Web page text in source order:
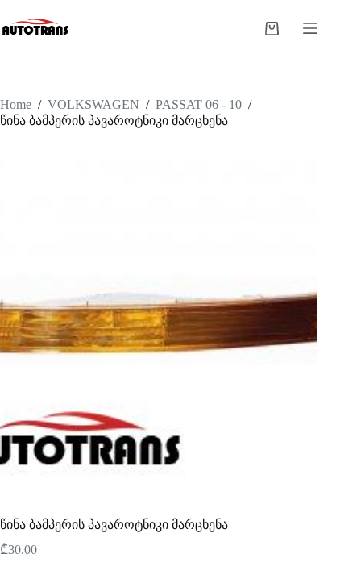
Home / VOLKSWAGEN / PASSAT 06 - 10 /
წინა ბამპერის პავაროტნიკი მარცხენა
წინა ბამპერის პავაროტნიკი მარცხენა
₾30.00